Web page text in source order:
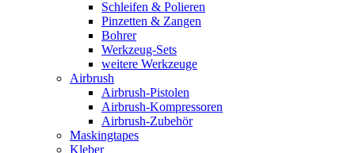
Schleifen & Polieren
Pinzetten & Zangen
Bohrer
Werkzeug-Sets
weitere Werkzeuge
Airbrush
Airbrush-Pistolen
Airbrush-Kompressoren
Airbrush-Zubehör
Maskingtapes
Kleber